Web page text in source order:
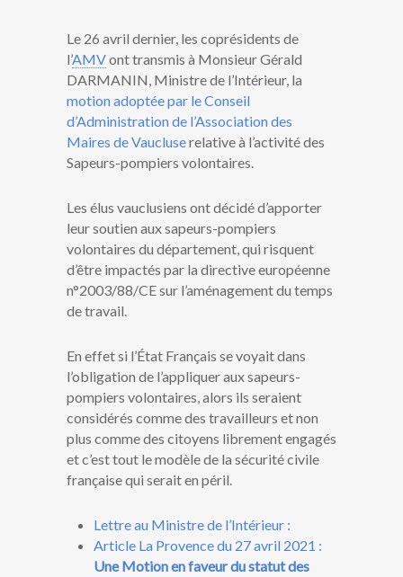
Le 26 avril dernier, les coprésidents de
l’AMVont transmis à Monsieur Gérald
DARMANIN, Ministre de l’Intérieur, la
motion adoptée par le Conseil
d’Administration de l’Association des
Maires de Vaucluserelative à l’activité des
Sapeurs-pompiers volontaires.
Les élus vauclusiens ont décidé d’apporter
leur soutien aux sapeurs-pompiers
volontaires du département, qui risquent
d’être impactés par la directive européenne
n°2003/88/CE sur l’aménagement du temps
de travail.
En effet si l’État Français se voyait dans
l’obligation de l’appliquer aux sapeurs-
pompiers volontaires, alors ils seraient
considérés comme des travailleurs et non
plus comme des citoyens librement engagés
et c’est tout le modèle de la sécurité civile
française qui serait en péril.
Lettre au Ministre de l’Intérieur :
Article La Provence du 27 avril 2021 :
Une Motion en faveur du statut des